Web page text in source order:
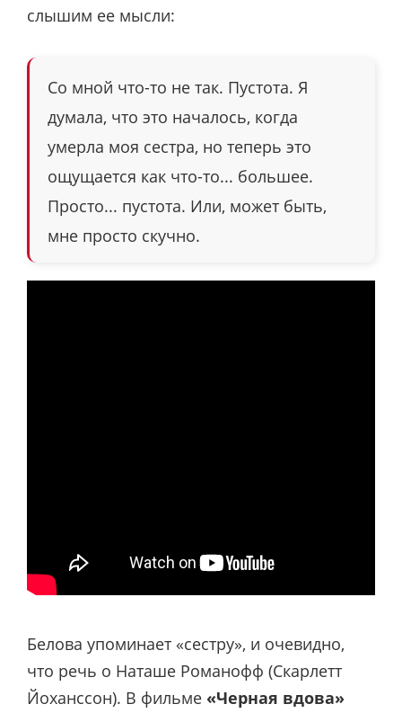
слышим ее мысли:
Со мной что-то не так. Пустота. Я
думала, что это началось, когда
умерла моя сестра, но теперь это
ощущается как что-то... большее.
Просто... пустота. Или, может быть,
мне просто скучно.
Белова упоминает «сестру», и очевидно,
что речь о Наташе Романофф (Скарлетт
Йоханссон). В фильме «Черная вдова»